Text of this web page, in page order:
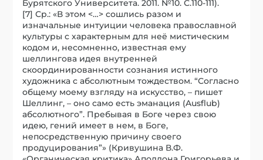
Бурятского Университета. 2011. №10. С.110-111).
[7] Ср.: «В этом <…> сошлись разом и
изначальные интуиции человека православной
культуры с характерным для неё мистическим
кодом и, несомненно, известная ему
шеллингова идея внутренней
скоординированности сознания истинного
художника с абсолютным тождеством. “Согласно
общему моему взгляду на искусство, – пишет
Шеллинг, – оно само есть эманация (Ausflub)
абсолютного”. Пребывая в Боге через свою
идею, гений имеет в нем, в Боге,
непосредственную причину своего
продуцирования”» (Кривушина В.Ф.